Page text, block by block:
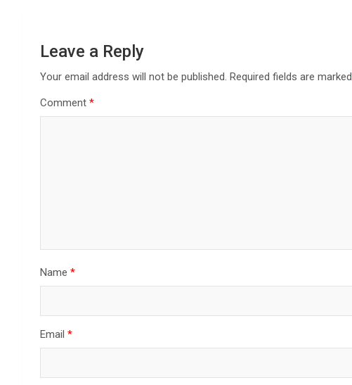
Leave a Reply
Your email address will not be published. Required fields are marked
Comment *
Name *
Email *